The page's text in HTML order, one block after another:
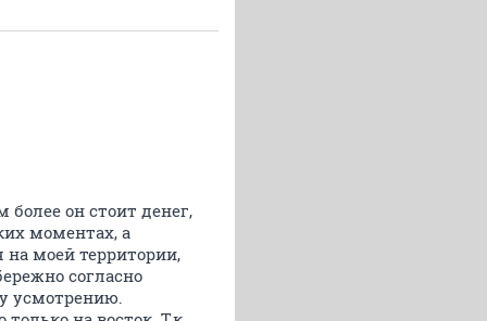
он стоит денег,
моментах, а
моей территории,
согласно
усмотрению.